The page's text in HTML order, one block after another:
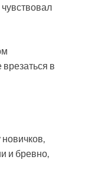
в
и бревно,